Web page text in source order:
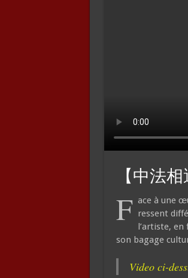
【中法
F ace à une
ressent
l’artiste,
son bagage
Video ci-